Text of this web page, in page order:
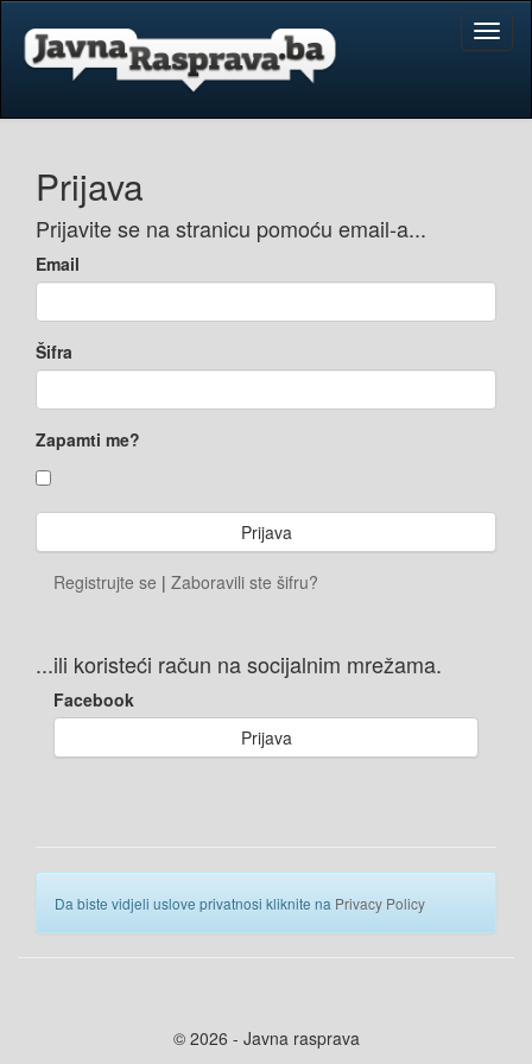
Prijava
Prijavite se na stranicu pomoću email-a...
Email
Šifra
Zapamti me?
Registrujte se | Zaboravili ste šifru?
...ili koristeći račun na socijalnim mrežama.
Facebook
Prijava
Da biste vidjeli uslove privatnosi kliknite na Privacy Policy
© 2026 - Javna rasprava